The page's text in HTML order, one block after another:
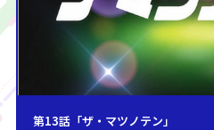
第13話「ザ・マツノテン」